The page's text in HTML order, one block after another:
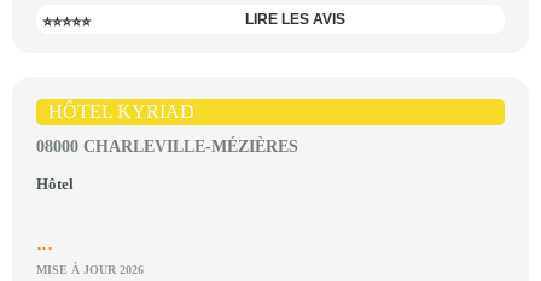
⭐⭐⭐⭐⭐ LIRE LES AVIS
HÔTEL KYRIAD
08000 CHARLEVILLE-MÉZIÈRES
Hôtel
...
MISE À JOUR 2026